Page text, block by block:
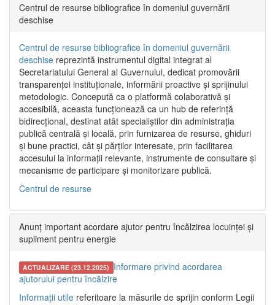
Centrul de resurse bibliografice în domeniul guvernării
deschise
Centrul de resurse bibliografice în domeniul guvernării
deschise reprezintă instrumentul digital integrat al
Secretariatului General al Guvernului, dedicat promovării
transparenței instituționale, informării proactive și sprijinului
metodologic. Concepută ca o platformă colaborativă și
accesibilă, aceasta funcționează ca un hub de referință
bidirecțional, destinat atât specialiștilor din administrația
publică centrală și locală, prin furnizarea de resurse, ghiduri
și bune practici, cât și părților interesate, prin facilitarea
accesului la informații relevante, instrumente de consultare și
mecanisme de participare și monitorizare publică.
Centrul de resurse
Anunț important acordare ajutor pentru încălzirea locuinței și
supliment pentru energie
ACTUALIZARE (23.12.2025) Informare privind acordarea
ajutorului pentru încălzire
Informații utile referitoare la măsurile de sprijin conform Legii